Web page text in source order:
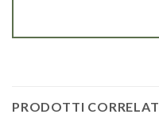
PRODOTTI